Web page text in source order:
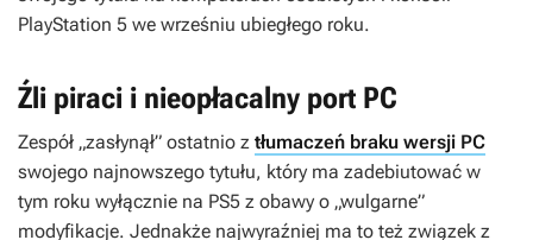
PlayStation 5 we wrześniu ubiegłego roku.
Źli piraci i nieopłacalny port PC
Zespół „zasłynął” ostatnio z tłumaczeń braku wersji PC
swojego najnowszego tytułu, który ma zadebiutować w
tym roku wyłącznie na PS5 z obawy o „wulgarne”
modyfikacje. Jednakże najwyraźniej ma to też związek z